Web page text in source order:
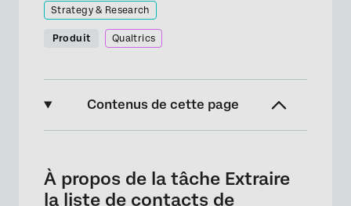
Strategy & Research
Produit Qualtrics
Contenus de cette page
Mise en place d’une Liste de Contacts
À propos de la tâche Extraire
la liste de contacts de